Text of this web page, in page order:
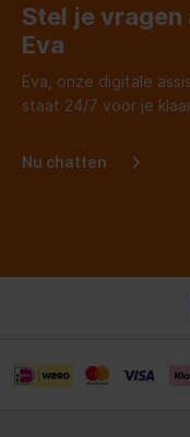
Stel je vragen
Eva
Eva, onze digitale
staat 24/7 voor je
Nu chatten